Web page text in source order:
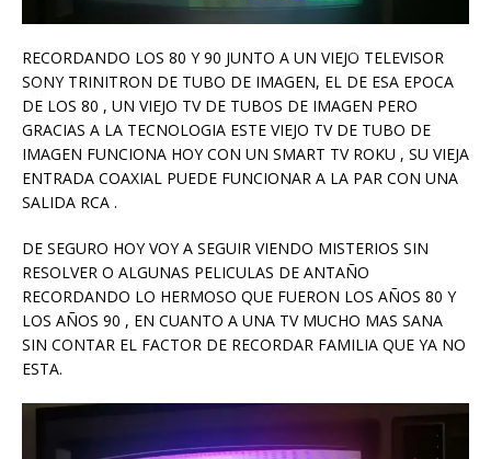
RECORDANDO LOS 80 Y 90 JUNTO A UN VIEJO TELEVISOR
SONY TRINITRON DE TUBO DE IMAGEN, EL DE ESA EPOCA
DE LOS 80 , UN VIEJO TV DE TUBOS DE IMAGEN PERO
GRACIAS A LA TECNOLOGIA ESTE VIEJO TV DE TUBO DE
IMAGEN FUNCIONA HOY CON UN SMART TV ROKU , SU VIEJA
ENTRADA COAXIAL PUEDE FUNCIONAR A LA PAR CON UNA
SALIDA RCA .
DE SEGURO HOY VOY A SEGUIR VIENDO MISTERIOS SIN
RESOLVER O ALGUNAS PELICULAS DE ANTAÑO
RECORDANDO LO HERMOSO QUE FUERON LOS AÑOS 80 Y
LOS AÑOS 90 , EN CUANTO A UNA TV MUCHO MAS SANA
SIN CONTAR EL FACTOR DE RECORDAR FAMILIA QUE YA NO
ESTA.